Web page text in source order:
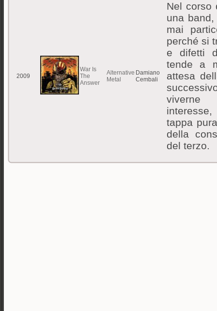
2009
War Is
The
Answer
Alternative
Metal
Damiano
Cembali
Nel corso
una
mai
perché si
e difetti
tende a
attesa
viverne
tappa
della
del terzo.